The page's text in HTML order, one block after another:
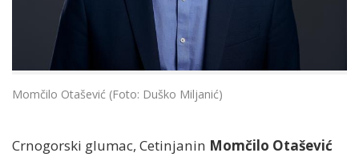
Momčilo Otašević (Foto: Duško Miljanić)
Crnogorski glumac, Cetinjanin Momčilo Otašević